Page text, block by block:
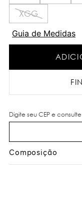
XGG
Guia de Medidas
Composição